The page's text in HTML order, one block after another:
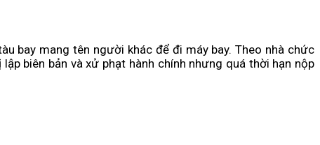
bay mang tên người khác để đi máy bay. Theo nhà chức
biên bản và xử phạt hành chính nhưng quá thời hạn nộp